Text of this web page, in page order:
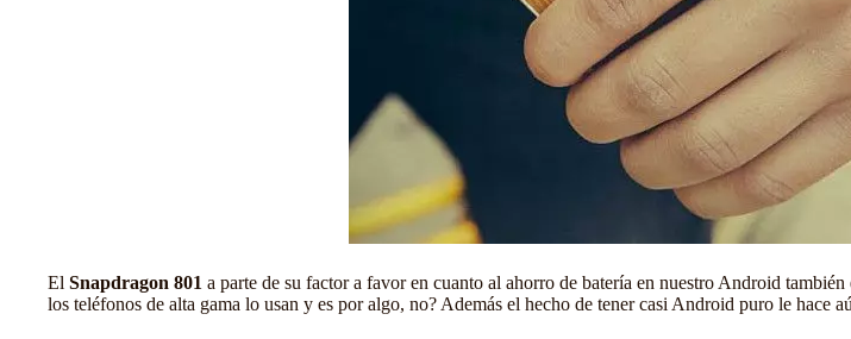
El Snapdragon 801 a parte de su factor a favor en cuanto al ahorro de batería en nuestro Android también
los teléfonos de alta gama lo usan y es por algo, no? Además el hecho de tener casi Android puro le hace